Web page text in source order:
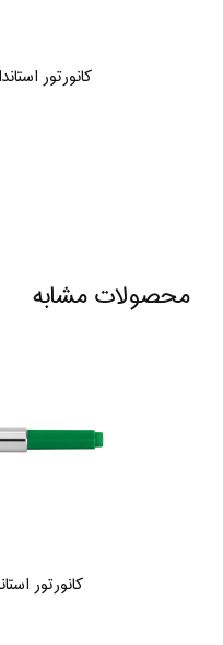
کانورتور
محصولات مشابه
کانورتور